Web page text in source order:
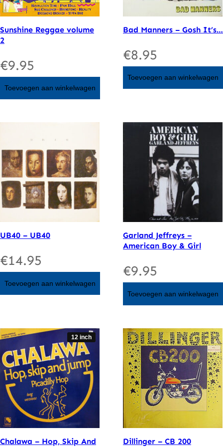
Sunshine Reggae volume
2
€9.95
Toevoegen aan winkelwagen
Bad Manners – Gosh It’s…
€8.95
Toevoegen aan winkelwagen
UB40 – UB40
€14.95
Toevoegen aan winkelwagen
Garland Jeffreys –
American Boy & Girl
€9.95
Toevoegen aan winkelwagen
12 inch
Chalawa – Hop, Skip And
Dillinger – CB 200